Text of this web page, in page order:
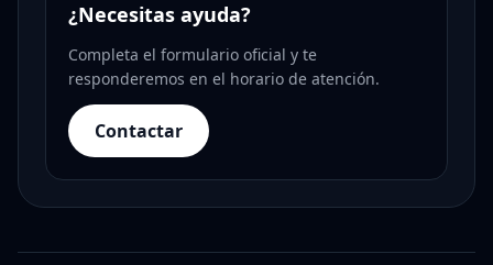
¿Necesitas ayuda?
Completa el formulario oficial y te
responderemos en el horario de atención.
Contactar